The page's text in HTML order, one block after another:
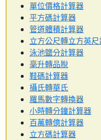
單位價格計算器
平方碼計算器
管道體積計算器
立方公尺轉立方英
泳池鹽分計算器
毫升轉品脫
鞋碼計算器
攝氏轉華氏
羅馬數字轉換器
小時轉分鐘計算器
百萬轉億計算器
立方碼計算器